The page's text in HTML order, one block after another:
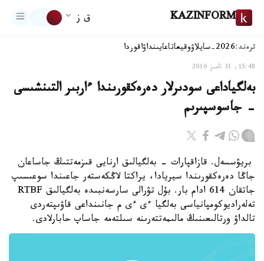
KAZINFORM ق ز
ترەند:2026-سايلاۋ وقيعاتاعايىنداۋاقوردا
15:48, 31 تامىز 2016
بەلگياداعى سودىرلار دەرەكقورىندا ءاربىر التىنشىسى
- جاسوسپىرىم
بريۋسسەل. قازاقپارات - بەلگيالىق ارنايى قىزمەتتىڭ جاساعان
جاڭا دەرەكقورىندا سيريادا، يراكتا لاڭكەستەر جاعىندا سوعىسىپ
جاتقان 614 ادام بار. بۇل تۋرالى سارسەنبىدە بەلگيالىق RTBF
تەلەراديوكومپانياسى بەلگيا ءى ءى م جانىنداعى قاۋىپتەردى
تالداۋ ورتالىعىنىڭ مالىمەتتەرىنە سىلتەمە جاساپ حابارلادى.